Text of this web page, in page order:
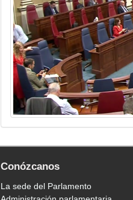
Conózcanos
La sede del Parlamento